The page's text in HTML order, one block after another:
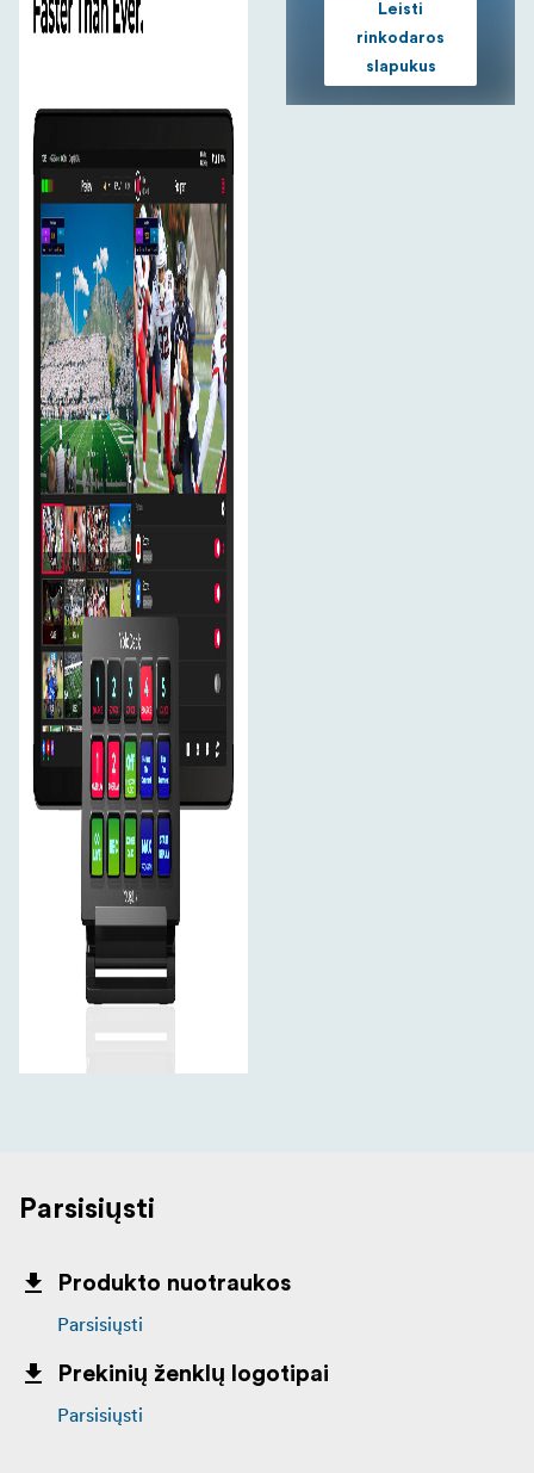
Leisti
rinkodaros
slapukus
Parsisiųsti
Produkto nuotraukos
Parsisiųsti
Prekinių ženklų logotipai
Parsisiųsti